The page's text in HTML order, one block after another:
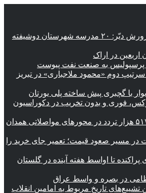
مدیر آموزش و پرورش دیّر: ۲۰ مدرسه شهرستان دوشیفته
اربعین در اراک
پرسپولیس به صنعت نفت پیوست
دوم «محمود ملاجباری» در تبریز
با گچبری پیش ساخته پلی یورتان
فوری و بدون تخریب در دکوراسیون
ثبت ۲ میلیون و ۵۱۷ هزار تردد در محورهای مواصلاتی همدان
در مسیر صعود قیمت؛ تعمیر جای خرید را
تا اواسط هفته آینده در گلستان
در بصره و واسط عراق
تشییع‌های تاریخ مربوط به امامین انقلاب